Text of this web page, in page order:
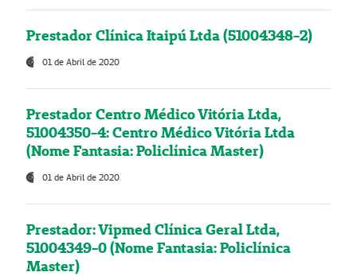
Prestador Clínica Itaipú Ltda (51004348-2)
01 de Abril de 2020
Prestador Centro Médico Vitória Ltda,
51004350-4: Centro Médico Vitória Ltda
(Nome Fantasia: Policlínica Master)
01 de Abril de 2020
Prestador: Vipmed Clínica Geral Ltda,
51004349-0 (Nome Fantasia: Policlínica
Master)